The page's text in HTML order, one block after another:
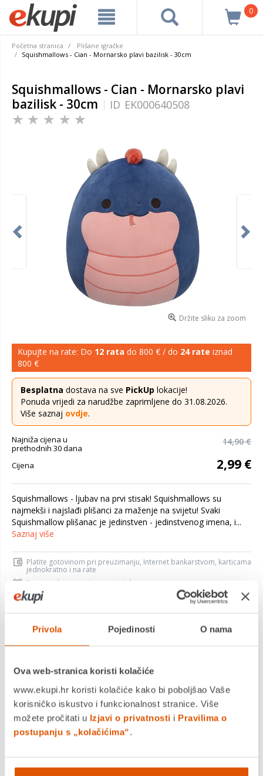
Privola Pojedinosti O nama
Ova web-stranica koristi kolačiće
www.ekupi.hr koristi kolačiće kako bi poboljšao Vaše
korisničko iskustvo i funkcionalnost stranice. Više
možete pročitati u Izjavi o privatnosti i Pravilima o
postupanju s „kolačićima“.
0
Početna stranica
Plišane igračke
Squishmallows - Cian - Mornarsko plavi bazilisk - 30cm
Squishmallows - Cian - Mornarsko plavi
bazilisk - 30cm
ID EK000640508
Držite sliku za zoom
Kupujte na rate: Do 12 rata do 800 € / do 24 rate iznad
800 €
Besplatna dostava na sve PickUp lokacije!
Ponuda vrijedi za narudžbe zaprimljene do 31.08.2026.
Više saznaj ovdje.
Najniža cijena u
prethodnih 30 dana
14,90 €
Cijena 2,99 €
Squishmallows - ljubav na prvi stisak! Squishmallows su
najmekši i najslađi plišanci za maženje na svijetu! Svaki
Squishmallow plišanac je jedinstven - jedinstvenog imena, i...
Saznaj više
Platite gotovinom pri preuzimanju, Internet bankarstvom, karticama
jednokratno i na rate
Povrat robe moguć unutar 14 dana
MOGLO BI VAS ZANIMATI I OVO